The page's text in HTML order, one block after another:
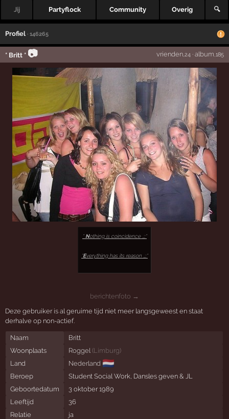
Jij Partyflock Community Overig 🔍
Profiel · 146265
* Britt * 📷 vrienden,24· album ,185
* Nothing is coincidence ,;;*
*Everything has its reason ,;;*
berichtenfoto →
Deze gebruiker is al geruime tijd niet meer langsgeweest en staat
derhalve op non-actief.
Naam
Britt
Woonplaats
Roggel (Limburg)
Land
Nederland 🇳🇱
Beroep
Student Social Work, Dansles geven & JL
Geboortedatum
3 oktober 1989
Leeftijd
36
Relatie
ja